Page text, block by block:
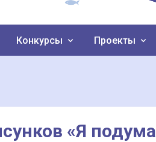
Конкурсы Проекты
«Я